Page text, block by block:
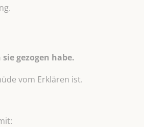
gezogen habe.
vom Erklären ist.